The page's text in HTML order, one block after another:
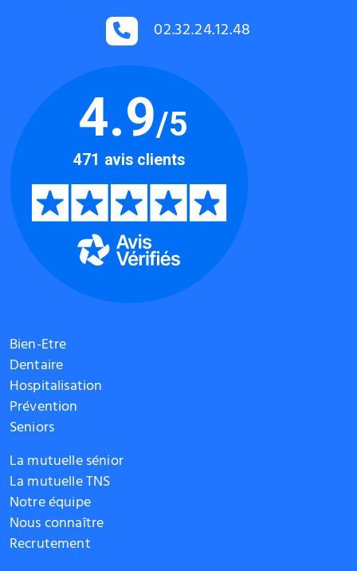
02.32.24.12.48
Bien-Etre
Dentaire
Hospitalisation
Prévention
Seniors
La mutuelle sénior
La mutuelle TNS
Notre équipe
Nous connaître
Recrutement